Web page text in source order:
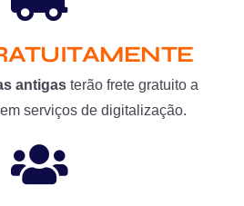
antigas terão frete gratuito a
serviços de digitalização.